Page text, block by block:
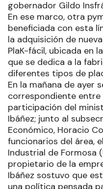
gobernador Gildo
En ese marco, otra
beneficiada con esta
la adquisición de
PlaK-fácil, ubicada en
que se dedica a la
diferentes tipos de
En la mañana de ayer
correspondiente entre
participación del
Ibáñez; junto al
Económico, Horacio
funcionarios del área,
Industrial de Formosa
propietario de la
Ibáñez sostuvo que
una política pensada